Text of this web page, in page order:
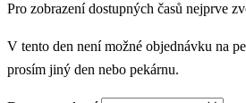
Pro zobrazení dostupných časů nejprve
V tento den není možné objednávku na
prosím jiný den nebo pekárnu.